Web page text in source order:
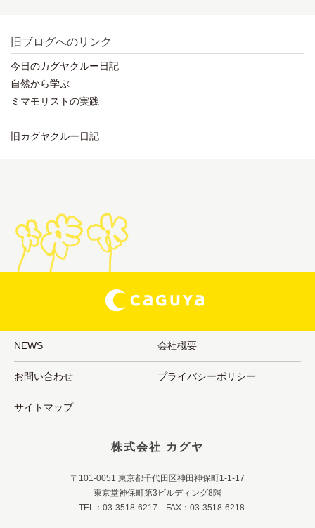
旧ブログへのリンク
今日のカグヤクルー日記
自然から学ぶ
ミマモリストの実践
旧カグヤクルー日記
NEWS 会社概要
お問い合わせ プライバシーポリシー
サイトマップ
株式会社 カグヤ
〒101-0051 東京都千代田区神田神保町1-1-17
東京堂神保町第3ビルディング8階
TEL：03-3518-6217 FAX：03-3518-6218